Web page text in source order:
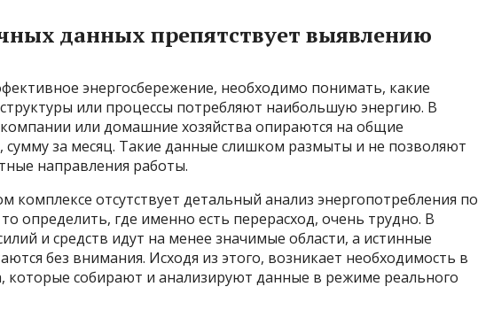
данных препятствует выявлению
энергосбережение, необходимо понимать, какие
или процессы потребляют наибольшую энергию. В
или домашние хозяйства опираются на общие
сумму за месяц. Такие данные слишком размыты и не позволяют
направления работы.
комплексе отсутствует детальный анализ энергопотребления по
определить, где именно есть перерасход, очень трудно. В
и средств идут на менее значимые области, а истинные
без внимания. Исходя из этого, возникает необходимость в
которые собирают и анализируют данные в режиме реального